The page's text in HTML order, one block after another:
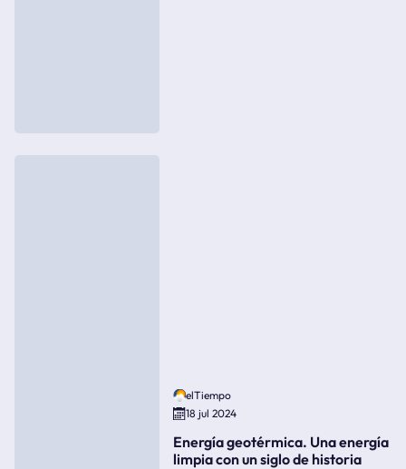
elTiempo
18 jul 2024
Energía geotérmica. Una energía
limpia con un siglo de historia